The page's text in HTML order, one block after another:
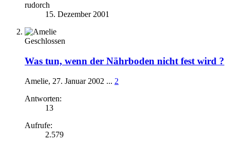
rudorch
15. Dezember 2001
Geschlossen
Was tun, wenn der Nährboden nicht fest wird ?
Amelie, 27. Januar 2002 ... 2
Antworten:
13
Aufrufe:
2.579